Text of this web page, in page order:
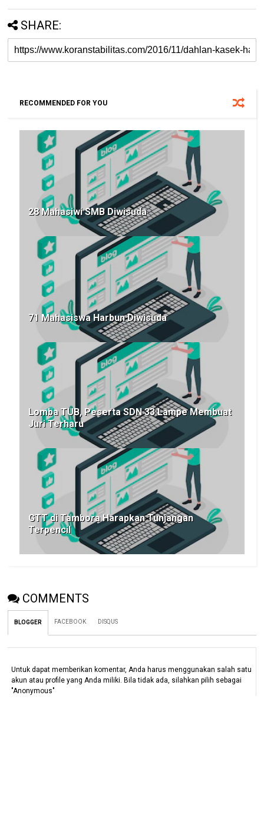
SHARE:
RECOMMENDED FOR YOU
28 Mahasiwi SMB Diwisuda
71 Mahasiswa Harbun Diwisuda
Lomba TUB, Peserta SDN 33 Lampe Membuat
Juri Terharu
GTT di Tambora Harapkan Tunjangan
Terpencil
COMMENTS
BLOGGER FACEBOOK DISQUS
Untuk dapat memberikan komentar, Anda harus menggunakan salah satu
akun atau profile yang Anda miliki. Bila tidak ada, silahkan pilih sebagai
"Anonymous"